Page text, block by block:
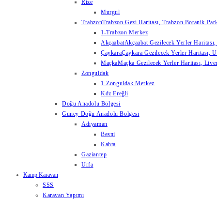
Rize
Murgul
TrabzonTrabzon Gezi Haritası, Trabzon Botanik
1-Trabzon Merkez
AkçaabatAkçaabat Gezilecek Yerler
ÇaykaraÇaykara Gezilecek Yerler Haritası,
MaçkaMaçka Gezilecek Yerler Haritası,
Zonguldak
1-Zonguldak Merkez
Kdz Ereğli
Doğu Anadolu Bölgesi
Güney Doğu Anadolu Bölgesi
Adıyaman
Besni
Kahta
Gaziantep
Urfa
Kamp Karavan
SSS
Karavan Yapımı